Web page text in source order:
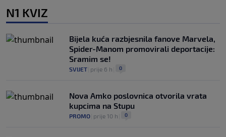
N1 KVIZ
Bijela kuća razbjesnila fanove Marvela,
Spider-Manom promovirali deportacije:
Sramim se!
SVIJET prije 6 h 0
Nova Amko poslovnica otvorila vrata
kupcima na Stupu
PROMO prije 10 h 0